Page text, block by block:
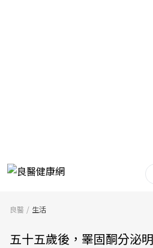
良醫 生活
五十五歲後，睪固酮分泌